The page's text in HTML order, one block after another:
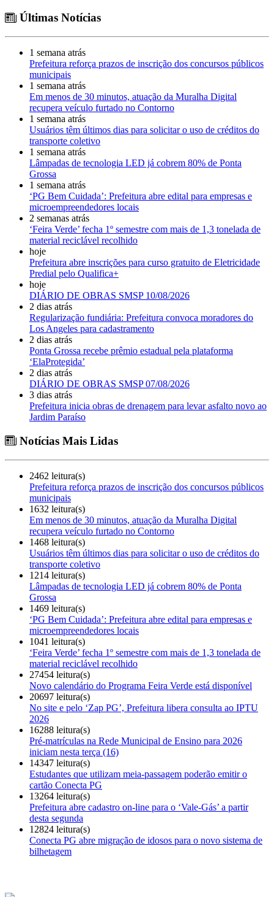
Últimas Notícias
1 semana atrás
Prefeitura reforça prazos de inscrição dos concursos públicos
municipais
1 semana atrás
Em menos de 30 minutos, atuação da Muralha Digital
recupera veículo furtado no Contorno
1 semana atrás
Usuários têm últimos dias para solicitar o uso de créditos do
transporte coletivo
1 semana atrás
Lâmpadas de tecnologia LED já cobrem 80% de Ponta
Grossa
1 semana atrás
‘PG Bem Cuidada’: Prefeitura abre edital para empresas e
microempreendedores locais
2 semanas atrás
‘Feira Verde’ fecha 1º semestre com mais de 1,3 tonelada de
material reciclável recolhido
hoje
Prefeitura abre inscrições para curso gratuito de Eletricidade
Predial pelo Qualifica+
hoje
DIÁRIO DE OBRAS SMSP 10/08/2026
2 dias atrás
Regularização fundiária: Prefeitura convoca moradores do
Los Angeles para cadastramento
2 dias atrás
Ponta Grossa recebe prêmio estadual pela plataforma
‘ElaProtegida’
2 dias atrás
DIÁRIO DE OBRAS SMSP 07/08/2026
3 dias atrás
Prefeitura inicia obras de drenagem para levar asfalto novo ao
Jardim Paraíso
Notícias Mais Lidas
2462 leitura(s)
Prefeitura reforça prazos de inscrição dos concursos públicos
municipais
1632 leitura(s)
Em menos de 30 minutos, atuação da Muralha Digital
recupera veículo furtado no Contorno
1468 leitura(s)
Usuários têm últimos dias para solicitar o uso de créditos do
transporte coletivo
1214 leitura(s)
Lâmpadas de tecnologia LED já cobrem 80% de Ponta
Grossa
1469 leitura(s)
‘PG Bem Cuidada’: Prefeitura abre edital para empresas e
microempreendedores locais
1041 leitura(s)
‘Feira Verde’ fecha 1º semestre com mais de 1,3 tonelada de
material reciclável recolhido
27454 leitura(s)
Novo calendário do Programa Feira Verde está disponível
20697 leitura(s)
No site e pelo ‘Zap PG’, Prefeitura libera consulta ao IPTU
2026
16288 leitura(s)
Pré-matrículas na Rede Municipal de Ensino para 2026
iniciam nesta terça (16)
14347 leitura(s)
Estudantes que utilizam meia-passagem poderão emitir o
cartão Conecta PG
13264 leitura(s)
Prefeitura abre cadastro on-line para o ‘Vale-Gás’ a partir
desta segunda
12824 leitura(s)
Conecta PG abre migração de idosos para o novo sistema de
bilhetagem